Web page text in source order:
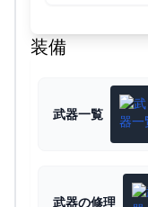
装備
武器一覧
武器の修理